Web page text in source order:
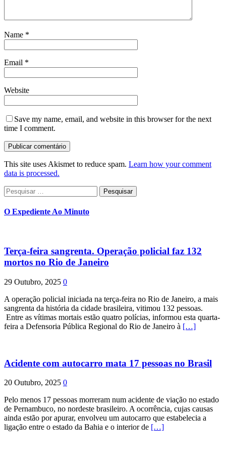
Name *
Email *
Website
Save my name, email, and website in this browser for the next
time I comment.
This site uses Akismet to reduce spam. Learn how your comment
data is processed.
Pesquisar
por:
O Expediente Ao Minuto
Terça-feira sangrenta. Operação policial faz 132
mortos no Rio de Janeiro
29 Outubro, 2025 0
A operação policial iniciada na terça-feira no Rio de Janeiro, a mais
sangrenta da história da cidade brasileira, vitimou 132 pessoas.
Entre as vítimas mortais estão quatro polícias, informou esta quarta-
feira a Defensoria Pública Regional do Rio de Janeiro à […]
Acidente com autocarro mata 17 pessoas no Brasil
20 Outubro, 2025 0
Pelo menos 17 pessoas morreram num acidente de viação no estado
de Pernambuco, no nordeste brasileiro. A ocorrência, cujas causas
ainda estão por apurar, envolveu um autocarro que estabelecia a
ligação entre o estado da Bahia e o interior de […]